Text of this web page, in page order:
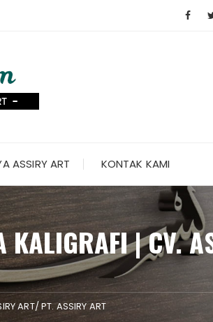
ASSIRY ART KONTAK KAMI
KALIGRAFI | CV.
ART/ PT. ASSIRY ART